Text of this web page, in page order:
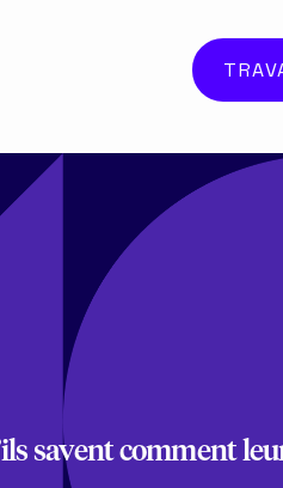
savent comment